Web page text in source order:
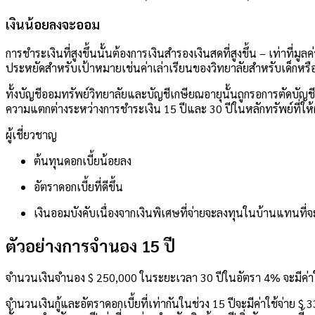
เงินน้อยลงจะออม
การชำระเงินที่สูงขึ้นนั้นต้องการเงินสำรองเงินสดที่สูงขึ้น – เท่าที่มู
ประหยัดสำหรับเป้าหมายเช่นค่าเล่าเรียนของวิทยาลัยสำหรับเด็กห
ทั้งบัญชีออมทรัพย์วิทยาลัยและบัญชีเกษียณอายุนั้นถูกรอการตัดบัญ
ความแตกต่างระหว่างการชำระเงิน 15 ปีและ 30 ปีในหลักทรัพย์ที่
ผู้เชี่ยวชาญ
ต้นทุนดอกเบี้ยน้อยลง
อัตราดอกเบี้ยที่ดีขึ้น
เงินออมบังคับเนื่องจากเงินพิเศษที่จ่ายจะลงทุนในบ้านแทนที่จ
ตัวอย่างการจำนอง 15 ปี
จำนวนเงินจำนอง $ 250,000 ในระยะเวลา 30 ปีในอัตรา 4% จะมี
จำนวนเงินกู้และอัตราดอกเบี้ยที่เท่ากันในช่วง 15 ปีจะมีค่าใช้จ่าย